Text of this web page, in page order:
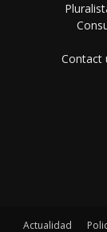
Contact
Actualidad